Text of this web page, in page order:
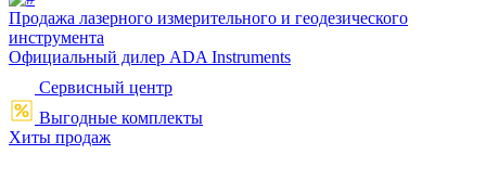
Продажа лазерного измерительного и геодезического
инструмента
Официальный дилер ADA Instruments
Сервисный центр
Выгодные комплекты
Хиты продаж